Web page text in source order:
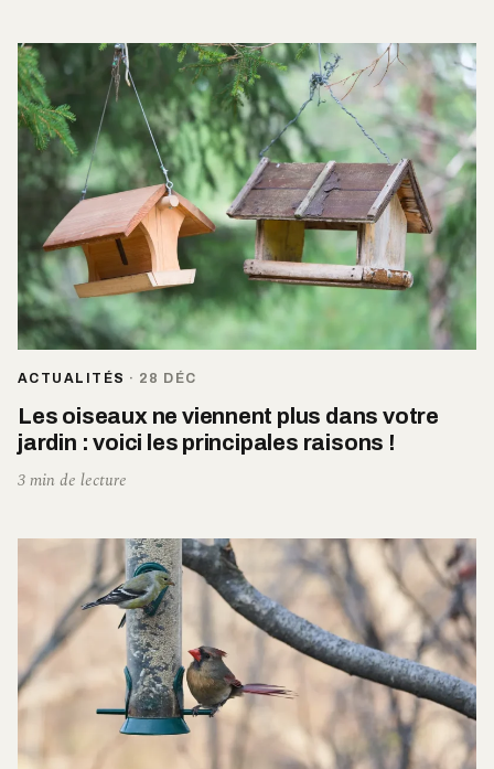
ACTUALITÉS · 28 DÉC
Les oiseaux ne viennent plus dans votre
jardin : voici les principales raisons !
3 min de lecture